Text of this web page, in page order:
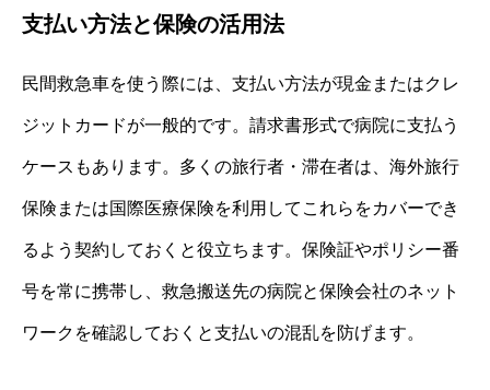
支払い方法と保険の活用法
民間救急車を使う際には、支払い方法が現金またはクレ
ジットカードが一般的です。請求書形式で病院に支払う
ケースもあります。多くの旅行者・滞在者は、海外旅行
保険または国際医療保険を利用してこれらをカバーでき
るよう契約しておくと役立ちます。保険証やポリシー番
号を常に携帯し、救急搬送先の病院と保険会社のネット
ワークを確認しておくと支払いの混乱を防げます。